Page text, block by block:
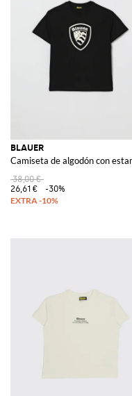
BLAUER
Camiseta de algodón con
38,00 €
26,61 €
-30%